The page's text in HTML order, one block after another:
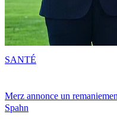
Merz annonce un
Spahn
SANTÉ